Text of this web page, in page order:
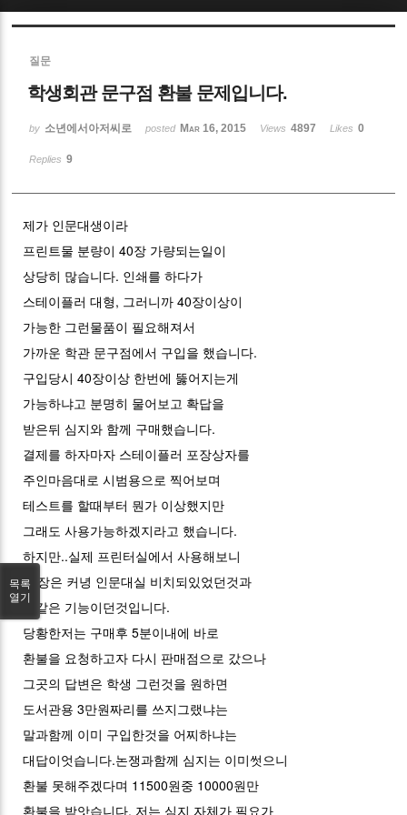
질문
학생회관 문구점 환불 문제입니다.
by 소년에서아저씨로 posted Mar 16, 2015 Views 4897 Likes 0
Replies 9
제가 인문대생이라
프린트물 분량이 40장 가량되는일이
상당히 많습니다. 인쇄를 하다가
스테이플러 대형, 그러니까 40장이상이
가능한 그런물품이 필요해져서
가까운 학관 문구점에서 구입을 했습니다.
구입당시 40장이상 한번에 뚫어지는게
가능하냐고 분명히 물어보고 확답을
받은뒤 심지와 함께 구매했습니다.
결제를 하자마자 스테이플러 포장상자를
주인마음대로 시범용으로 찍어보며
테스트를 할때부터 뭔가 이상했지만
그래도 사용가능하겠지라고 했습니다.
하지만..실제 프린터실에서 사용해보니
40장은 커녕 인문대실 비치되있었던것과
똑같은 기능이던것입니다.
당황한저는 구매후 5분이내에 바로
환불을 요청하고자 다시 판매점으로 갔으나
그곳의 답변은 학생 그런것을 원하면
도서관용 3만원짜리를 쓰지그랬냐는
말과함께 이미 구입한것을 어찌하냐는
대답이엇습니다.논쟁과함께 심지는 이미썻으니
환불 못해주겠다며 11500원중 10000원만
환불을 받앗습니다. 저는 심지 자체가 필요가
목록
열기
Sketchbook5, 스케치북5
Sketchbook5, 스케치북5